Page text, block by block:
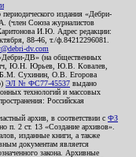
издания «Дебри-
(член Союза журналистов
И.Ю. Адрес редакции:
88-46, т./ф.84212296081.
dv.com
«Дебри-ДВ» (на общественных
Ю.Н. Юрьев, Ю.В. Ковалев,
Сухинин, О.В. Егорова
ЭЛ № ФС77-45537 выдано
технологий и массовых
Российская
архив, в соответствии с ФЗ
п. 2 ст. 13 «Создание архивов».
изданные книги, а также
документам является
закона. Архивные